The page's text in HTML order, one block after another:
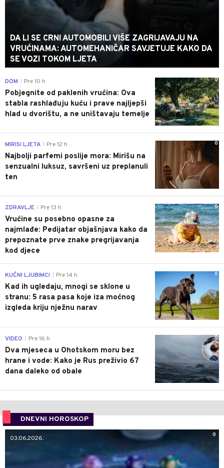
DA LI SE CRNI AUTOMOBILI VIŠE ZAGRIJAVAJU NA
VRUĆINAMA: AUTOMEHANIČAR SAVJETUJE KAKO DA
SE VOZI TOKOM LJETA
0
DOM Pre 10 h
Pobjegnite od paklenih vrućina: Ova
stabla rashlađuju kuću i prave najljepši
hlad u dvorištu, a ne uništavaju temelje
0
MIRISI LJETA Pre 12 h
Najbolji parfemi poslije mora: Mirišu na
senzualni luksuz, savršeni uz preplanuli
ten
0
ZDRAVLJE Pre 13 h
Vrućine su posebno opasne za
najmlađe: Pedijatar objašnjava kako da
prepoznate prve znake pregrijavanja
kod djece
0
KUĆNI LJUBIMCI Pre 14 h
Kad ih ugledaju, mnogi se sklone u
stranu: 5 rasa pasa koje iza moćnog
izgleda kriju nježnu narav
0
VIDEO Pre 16 h
Dva mjeseca u Ohotskom moru bez
hrane i vode: Kako je Rus preživio 67
dana daleko od obale
DNEVNI HOROSKOP
0
03.06.2026.